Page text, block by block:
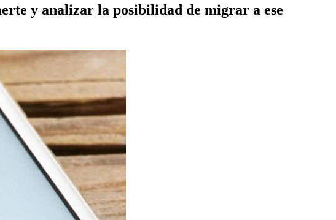
y analizar la posibilidad de migrar a ese